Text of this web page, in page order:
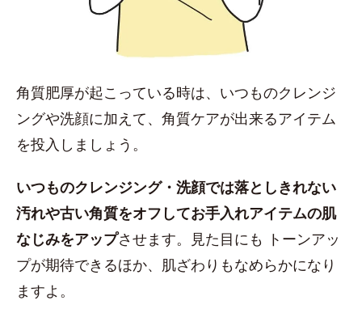
角質肥厚が起こっている時は、いつものクレンジ
ングや洗顔に加えて、角質ケアが出来るアイテム
を投入しましょう。
いつものクレンジング・洗顔では落としきれない
汚れや古い角質をオフしてお手入れアイテムの肌
なじみをアップさせます。見た目にも トーンアッ
プが期待できるほか、肌ざわりもなめらかになり
ますよ。